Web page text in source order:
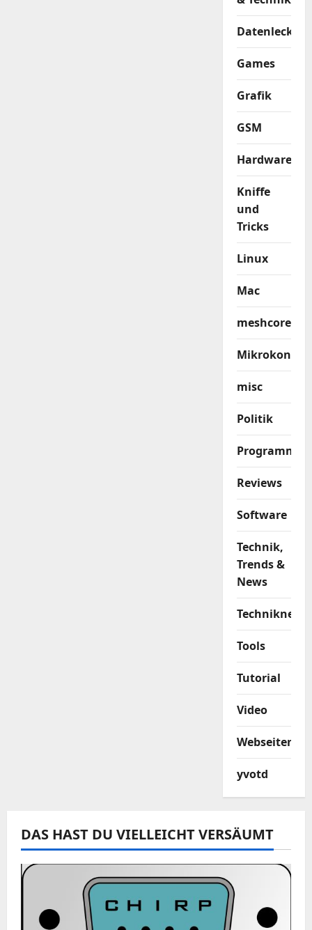
Datenleck
Games
Grafik
GSM
Hardware
Kniffe
und
Tricks
Linux
Mac
meshcore
misc
Politik
Reviews
Software
Technik,
Trends &
News
Techniknews
Tools
Tutorial
Video
Webseiten
yvotd
DAS HAST DU VIELLEICHT VERSÄUMT